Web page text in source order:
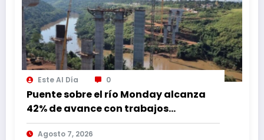
Este Al Día 0
Puente sobre el río Monday alcanza
42% de avance con trabajos
continuos
Agosto 7, 2026